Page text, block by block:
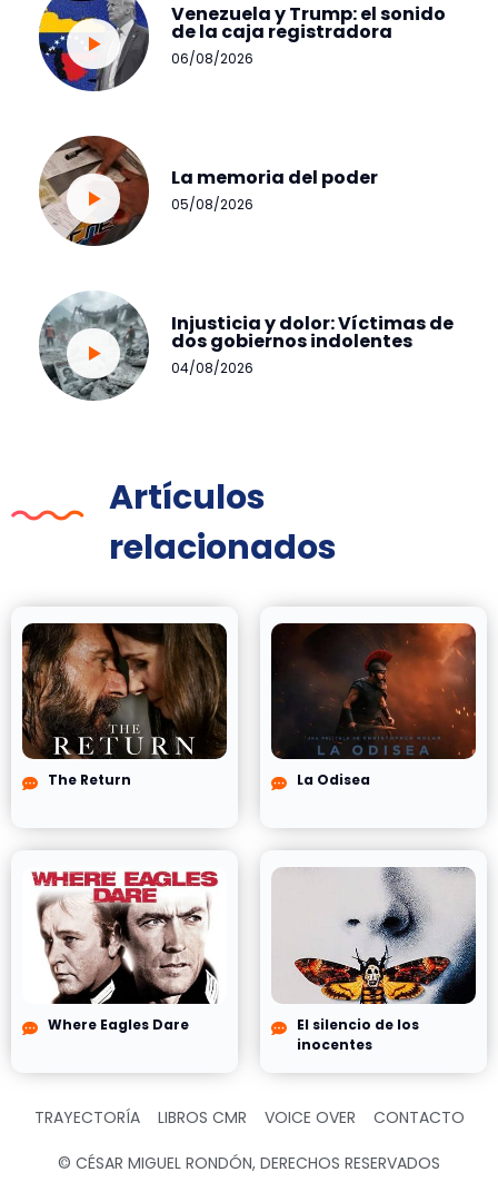
Venezuela y Trump: el sonido
de la caja registradora
06/08/2026
La memoria del poder
05/08/2026
Injusticia y dolor: Víctimas de
dos gobiernos indolentes
04/08/2026
Artículos
relacionados
The Return La Odisea
Where Eagles Dare
El silencio de los
inocentes
TRAYECTORÍA LIBROS CMR VOICE OVER CONTACTO
© CÉSAR MIGUEL RONDÓN, DERECHOS RESERVADOS